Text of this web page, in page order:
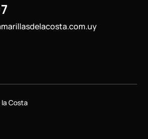
Costa